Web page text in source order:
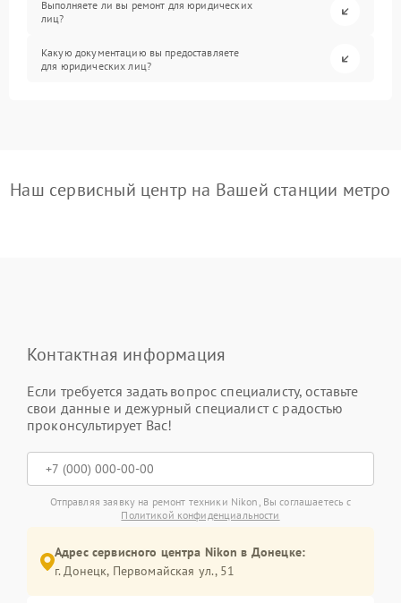
Выполняете ли вы ремонт для юридических
лиц?
Какую документацию вы предоставляете
для юридических лиц?
Наш сервисный центр на Вашей станции метро
Контактная информация
Если требуется задать вопрос специалисту, оставьте
свои данные и дежурный специалист с радостью
проконсультирует Вас!
Отправляя заявку на ремонт техники Nikon, Вы соглашаетесь с
Политикой конфиденциальности
Адрес сервисного центра Nikon в Донецке:
г. Донецк, Первомайская ул., 51